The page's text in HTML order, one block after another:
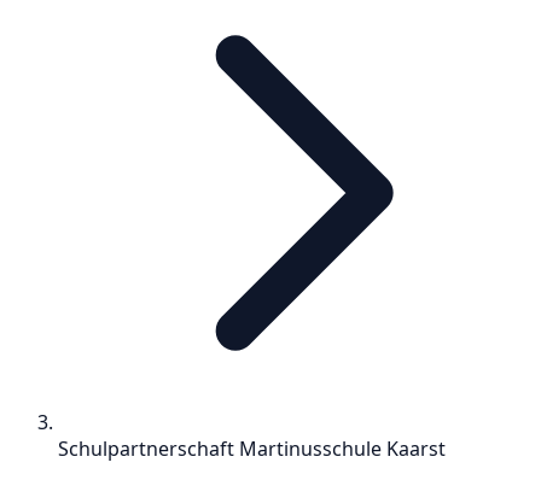
Schulpartnerschaft Martinusschule Kaarst